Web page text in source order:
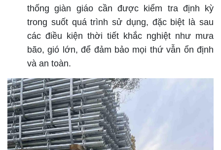
thống giàn giáo cần được kiểm tra định kỳ
trong suốt quá trình sử dụng, đặc biệt là sau
các điều kiện thời tiết khắc nghiệt như mưa
bão, gió lớn, để đảm bảo mọi thứ vẫn ổn định
và an toàn.